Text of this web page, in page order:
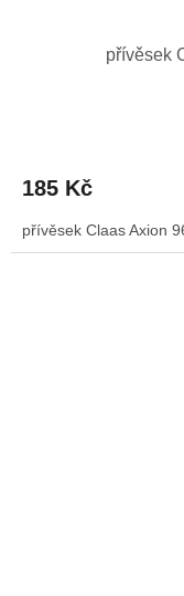
přívěsek
185 Kč
přívěsek Claas Axion